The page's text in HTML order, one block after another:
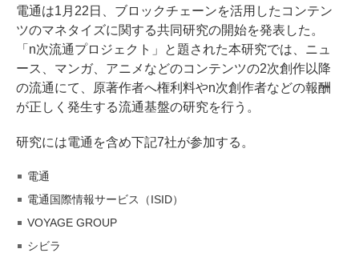
電通は1月22日、ブロックチェーンを活用したコンテン
ツのマネタイズに関する共同研究の開始を発表した。
「n次流通プロジェクト」と題された本研究では、ニュ
ース、マンガ、アニメなどのコンテンツの2次創作以降
の流通にて、原著作者へ権利料やn次創作者などの報酬
が正しく発生する流通基盤の研究を行う。
研究には電通を含め下記7社が参加する。
電通
電通国際情報サービス（ISID）
VOYAGE GROUP
シビラ